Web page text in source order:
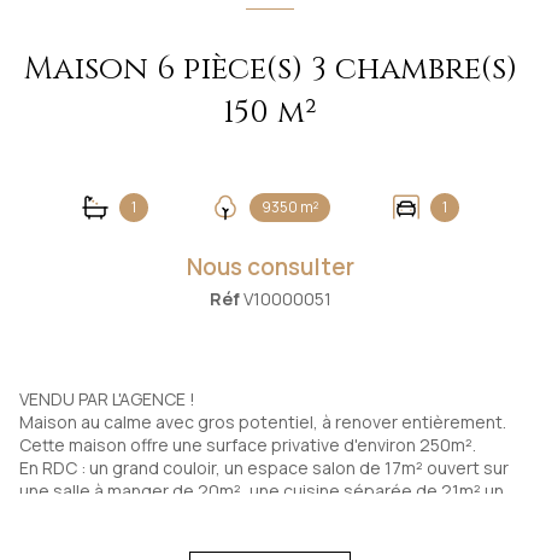
Maison 6 pièce(s) 3 chambre(s)
150 m²
1 9350 m² 1
Nous consulter
RéfV10000051
VENDU PAR L'AGENCE !
Maison au calme avec gros potentiel, à renover entièrement.
Cette maison offre une surface privative d'environ 250m².
En RDC : un grand couloir, un espace salon de 17m² ouvert sur
une salle à manger de 20m², une cuisine séparée de 21m² un